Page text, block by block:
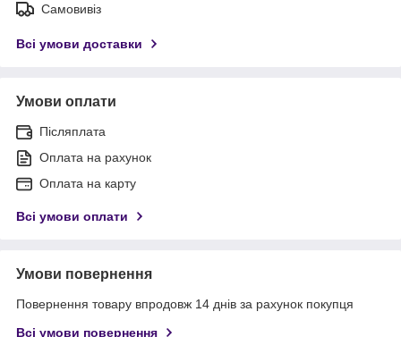
Самовивіз
Всі умови доставки
Умови оплати
Післяплата
Оплата на рахунок
Оплата на карту
Всі умови оплати
Умови повернення
Повернення товару впродовж 14 днів за рахунок покупця
Всі умови повернення